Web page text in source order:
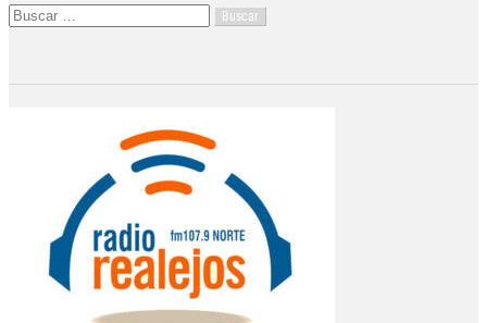
Buscar: